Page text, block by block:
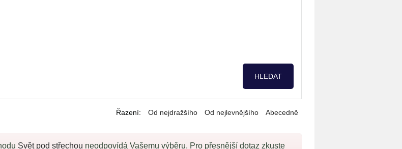
Řazení: Od nejdražšího Od nejlevnějšího Abecedně
Svět pod střechou neodpovídá Vašemu výběru. Pro přesnější dotaz zkuste